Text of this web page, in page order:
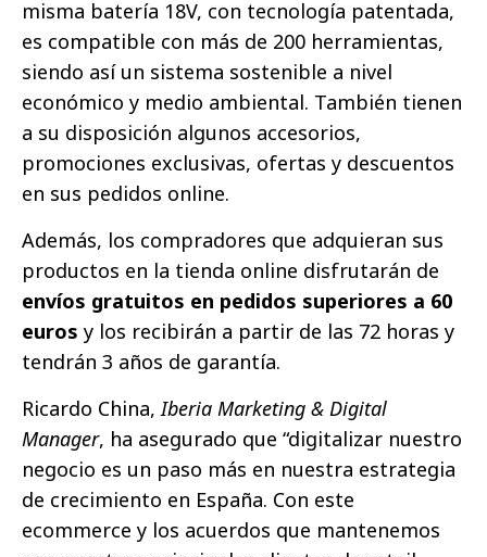
misma batería 18V, con tecnología patentada,
es compatible con más de 200 herramientas,
siendo así un sistema sostenible a nivel
económico y medio ambiental. También tienen
a su disposición algunos accesorios,
promociones exclusivas, ofertas y descuentos
en sus pedidos online.
Además, los compradores que adquieran sus
productos en la tienda online disfrutarán de
envíos gratuitos en pedidos superiores a 60
euros y los recibirán a partir de las 72 horas y
tendrán 3 años de garantía.
Ricardo China, Iberia Marketing & Digital
Manager, ha asegurado que “digitalizar nuestro
negocio es un paso más en nuestra estrategia
de crecimiento en España. Con este
ecommerce y los acuerdos que mantenemos